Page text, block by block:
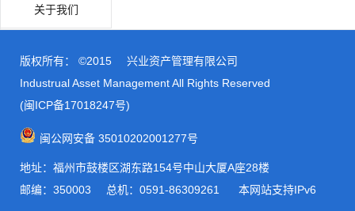
关于我们
版权所有： ©2015
兴业资产管理有限公司
Industrual Asset Management All Rights Reserved
(闽ICP备17018247号)
闽公网安备 35010202001277号
地址：福州市鼓楼区湖东路154号中山大厦A座28楼
邮编：350003
总机：0591-86309261 本网站支持IPv6